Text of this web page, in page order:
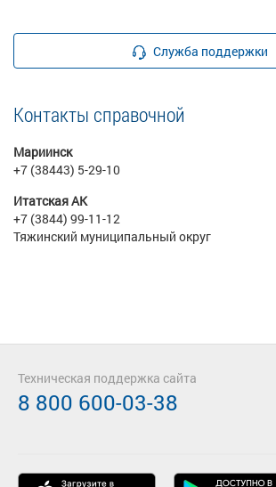
Служба поддержки
Контакты справочной
Мариинск
+7 (38443) 5-29-10
Итатская АК
+7 (3844) 99-11-12
Тяжинский муниципальный округ
Техническая поддержка сайта
8 800 600-03-38